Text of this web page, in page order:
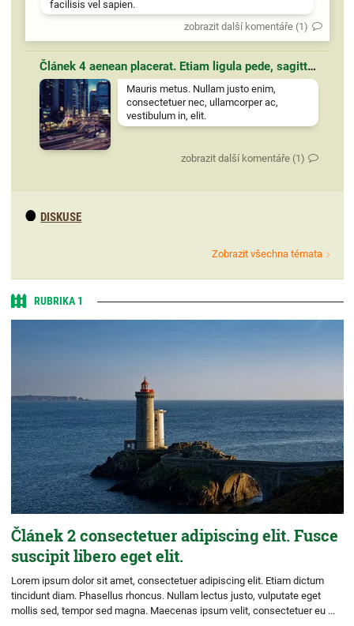
facilisis vel sapien.
zobrazit další komentáře (1)
Článek 4 aenean placerat. Etiam ligula pede, sagittis quis, interdum ultricies, scelerisque eu.
Mauris metus. Nullam justo enim,
consectetuer nec, ullamcorper ac,
vestibulum in, elit.
zobrazit další komentáře (1)
DISKUSE
Zobrazit všechna témata
RUBRIKA 1
Článek 2 consectetuer adipiscing elit. Fusce
suscipit libero eget elit.
Lorem ipsum dolor sit amet, consectetuer adipiscing elit. Etiam dictum
tincidunt diam. Phasellus rhoncus. Nullam lectus justo, vulputate eget
mollis sed, tempor sed magna. Maecenas ipsum velit, consectetuer eu ...